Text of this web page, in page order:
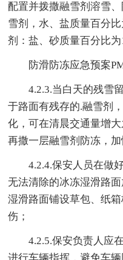
配置并拨撒融雪剂溶雪
雪剂，水、盐质量百分
剂：盐、砂质量百分比为
防滑防冻应急预案
4.2.3.当白天的残雪
于路面有残存的.融雪剂
化，可在清晨交通量增
再撒一层融雪剂防冻，加
4.2.4.保安人员在做
无法清除的冰冻湿滑路
湿滑路面铺设草包、纸
伤；
4.2.5.保安负责人应